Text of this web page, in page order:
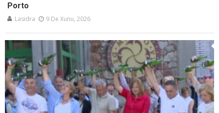
Porto
Lasidra 9 De Xunu, 2026